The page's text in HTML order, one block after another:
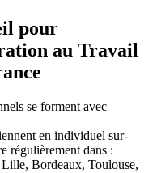
pour
au Travail
se forment avec
en individuel sur-
régulièrement dans :
Lille, Bordeaux, Toulouse,